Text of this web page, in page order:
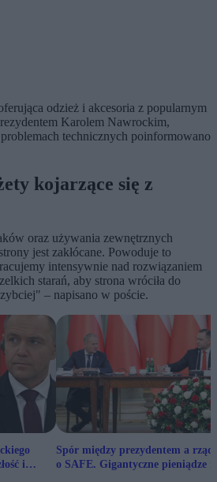
odzież i akcesoria z popularnym
Karolem Nawrockim,
problemach technicznych poinformowano
kojarzące się z
oraz używania zewnętrznych
jest zakłócane. Powoduje to
intensywnie nad rozwiązaniem
starań, aby strona wróciła do
– napisano w poście.
i
Spór między prezydentem a
o SAFE. Gigantyczne pieniądze